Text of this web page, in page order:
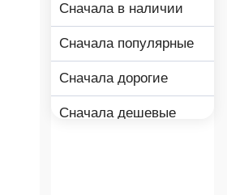
Сначала в наличии
Сначала популярные
Сначала дорогие
Сначала дешевые